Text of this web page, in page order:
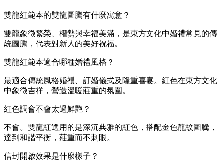
雙龍紅範本的雙龍圖騰有什麼寓意？
雙龍象徵繁榮、權勢與幸福美滿，是東方文化中婚禮常見的傳
統圖騰，代表對新人的美好祝福。
雙龍紅範本適合哪種婚禮風格？
最適合傳統風格婚禮、訂婚儀式及隆重喜宴。紅色在東方文化
中象徵吉祥，營造溫暖莊重的氛圍。
紅色調會不會太過鮮艷？
不會。雙龍紅選用的是深沉典雅的紅色，搭配金色龍紋圖騰，
達到和諧平衡，莊重而不刺眼。
信封開啟效果是什麼樣子？